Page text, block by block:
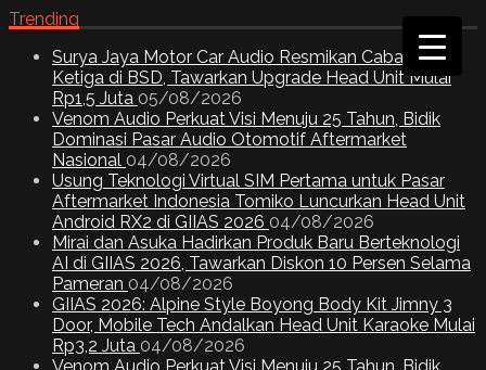
Trending
Surya Jaya Motor Car Audio Resmikan Cabang
Ketiga di BSD, Tawarkan Upgrade Head Unit Mulai
Rp1,5 Juta 05/08/2026
Venom Audio Perkuat Visi Menuju 25 Tahun, Bidik
Dominasi Pasar Audio Otomotif Aftermarket
Nasional 04/08/2026
Usung Teknologi Virtual SIM Pertama untuk Pasar
Aftermarket Indonesia Tomiko Luncurkan Head Unit
Android RX2 di GIIAS 2026 04/08/2026
Mirai dan Asuka Hadirkan Produk Baru Berteknologi
AI di GIIAS 2026, Tawarkan Diskon 10 Persen Selama
Pameran 04/08/2026
GIIAS 2026: Alpine Style Boyong Body Kit Jimny 3
Door, Mobile Tech Andalkan Head Unit Karaoke Mulai
Rp3,2 Juta 04/08/2026